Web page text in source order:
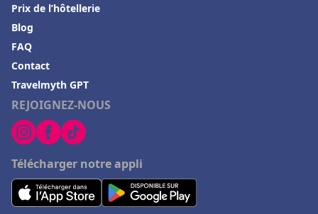
REJOIGNEZ-NOUS
Télécharger notre appli
Prix de l’hôtellerie
Blog
FAQ
Contact
Travelmyth GPT